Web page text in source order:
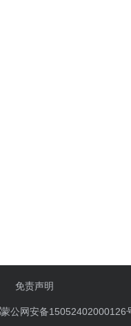
免责声明
蒙公网安备15052402000126